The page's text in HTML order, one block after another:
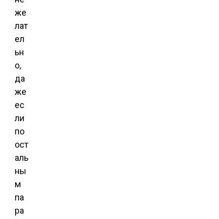
же
лат
ел
ьн
о,
да
же
ес
ли
по
ост
аль
ны
м
па
ра